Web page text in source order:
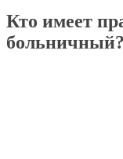
Кто имеет
больничный?